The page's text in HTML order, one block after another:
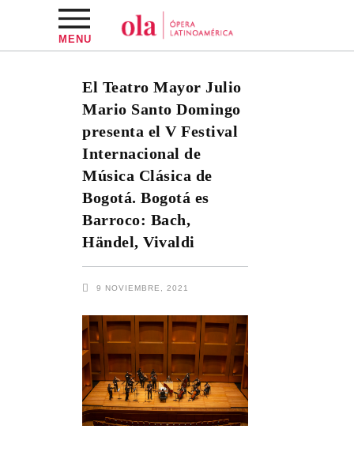
MENU
El Teatro Mayor Julio
Mario Santo Domingo
presenta el V Festival
Internacional de
Música Clásica de
Bogotá. Bogotá es
Barroco: Bach,
Händel, Vivaldi
9 NOVIEMBRE, 2021